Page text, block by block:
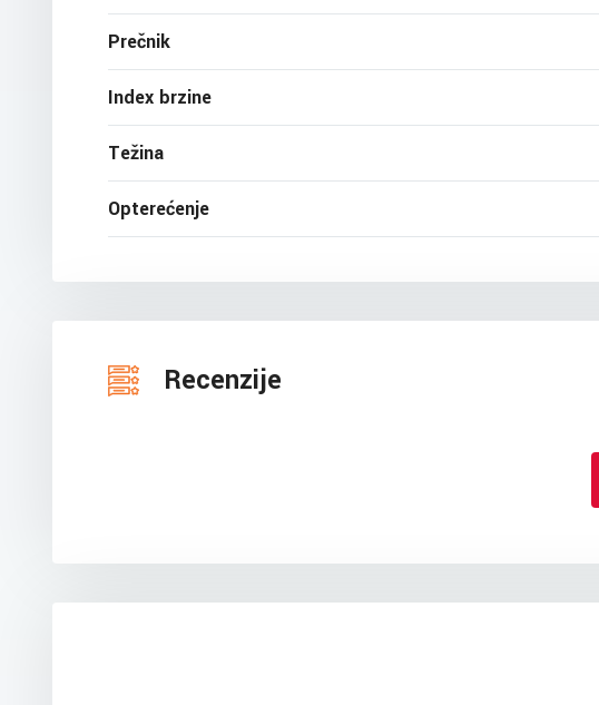
Prečnik
Index brzine
Težina
Opterećenje
Recenzije